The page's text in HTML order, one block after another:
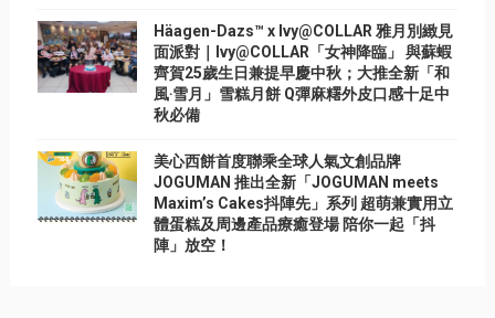
Häagen-Dazs™ x Ivy@COLLAR 雅月別緻見
面派對｜Ivy@COLLAR「女神降臨」 與蘇蝦
齊賀25歲生日兼提早慶中秋；大推全新「和
風‧雪月」雪糕月餅 Q彈麻糬外皮口感十足中
秋必備
美心西餅首度聯乘全球人氣文創品牌
JOGUMAN 推出全新「JOGUMAN meets
Maxim’s Cakes抖陣先」系列 超萌兼實用立
體蛋糕及周邊產品療癒登場 陪你一起「抖
陣」放空！